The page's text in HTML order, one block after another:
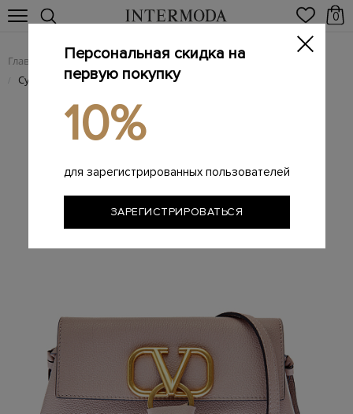
0
Главная Женщинам / Женские сумки из натуральной кожи
/ Сумка VRING из крупнозернистой кожи с макро-логотипом
Персональная скидка на
первую покупку
10%
для зарегистрированных пользователей
ЗАРЕГИСТРИРОВАТЬСЯ